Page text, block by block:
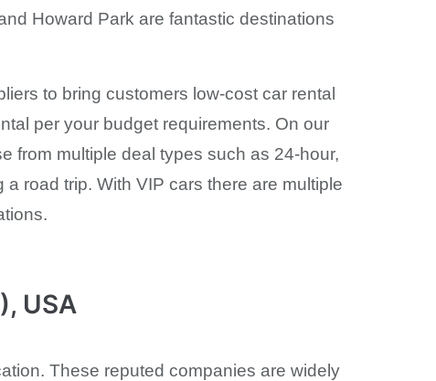
Howard Park are fantastic destinations
to bring customers low-cost car rental
per your budget requirements. On our
from multiple deal types such as 24-hour,
road trip. With VIP cars there are multiple
USA
These reputed companies are widely